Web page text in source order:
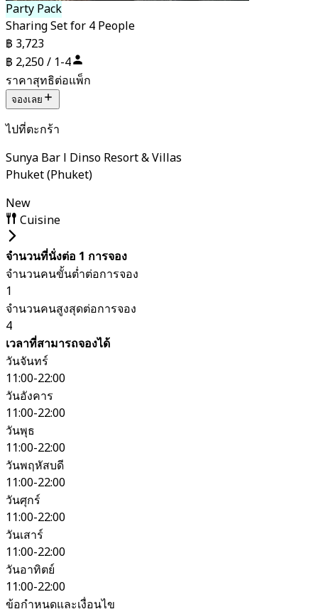
Party Pack
Sharing Set for 4 People
฿ 3,723
฿ 2,250 / 1-4
ราคาสุทธิต่อแพ็ก
จองเลย
ไปที่ตะกร้า
Sunya Bar l Dinso Resort & Villas
Phuket (Phuket)
New
Cuisine
จำนวนที่นั่งต่อ 1 การจอง
จำนวนคนขั้นต่ำต่อการจอง
1
จำนวนคนสูงสุดต่อการจอง
4
เวลาที่สามารถจองได้
วันจันทร์
11:00-22:00
วันอังคาร
11:00-22:00
วันพุธ
11:00-22:00
วันพฤหัสบดี
11:00-22:00
วันศุกร์
11:00-22:00
วันเสาร์
11:00-22:00
วันอาทิตย์
11:00-22:00
ข้อกำหนดและเงื่อนไข